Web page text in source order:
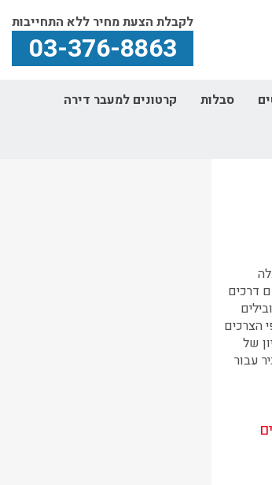
לקבלת הצעת מחיר ללא התחייבות
03-376-8863
סבלות קרטונים למעבר דירה
דרכים
הצרכים
של
עבור